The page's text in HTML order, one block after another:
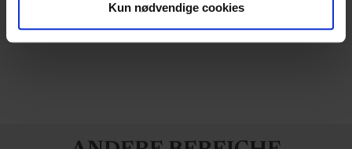
data med andre oplysninger, du har givet dem, eller som
de har indsamlet fra din brug af deres tjenester.
Kun nødvendige cookies